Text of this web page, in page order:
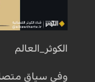
الكوثر_العالم
وفي سياق